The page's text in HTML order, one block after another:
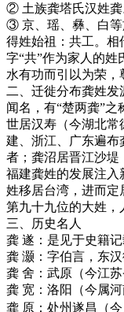
② 土族龚塔氏汉姓龚
③ 京、瑶、彝、白等
得姓始祖：共工。相
字“共”作为家人的
水有功而引以为荣，
二、迁徙分布龚姓
闻名，有“楚两龚”
世居汉寿（今湖北常
建、浙江、广东遍布
者；龚沼居晋江沙堤
福建龚姓的发展注入
姓移居台湾，进而定
第九十九位的大姓，
三、历史名人
龚 遂：是见于史籍
龚 灏：字伯言，东
龚 舍：武原（今江
龚 宽：洛阳（今属
龚 原：处州遂昌（